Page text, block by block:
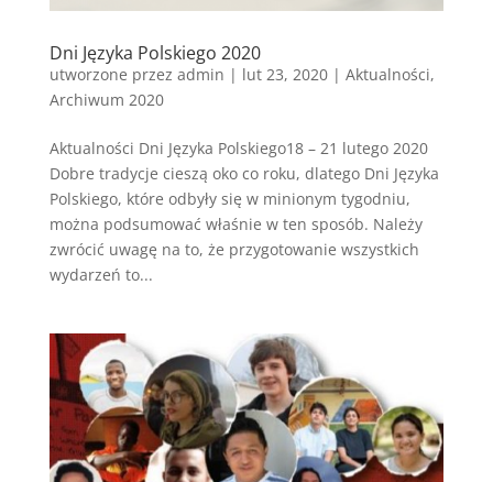
Dni Języka Polskiego 2020
utworzone przez admin | lut 23, 2020| Aktualności,
Archiwum 2020
Aktualności Dni Języka Polskiego18 – 21 lutego 2020
Dobre tradycje cieszą oko co roku, dlatego Dni Języka
Polskiego, które odbyły się w minionym tygodniu,
można podsumować właśnie w ten sposób. Należy
zwrócić uwagę na to, że przygotowanie wszystkich
wydarzeń to...